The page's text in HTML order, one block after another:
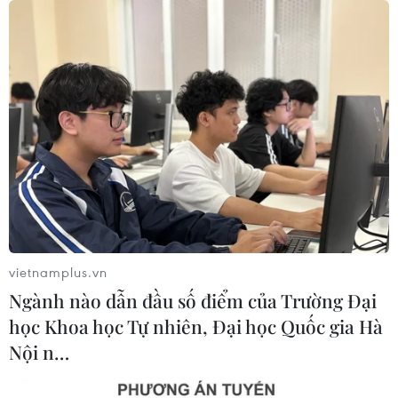
Tỷ phú Jeff Bezos bán 15 triệu cổ
phiếu Amazon trị giá hơn 4 tỷ USD
04/08/2026 23:29
Phố Wall lập đỉnh lịch sử khi giá dầu
lao dốc mạnh
04/08/2026 00:59
Thị trường chứng khoán thế giới:
Nhà đầu tư chấp chới
vietnamplus.vn
Ngành nào dẫn đầu số điểm của Trường Đại
học Khoa học Tự nhiên, Đại học Quốc gia Hà
Nội n…